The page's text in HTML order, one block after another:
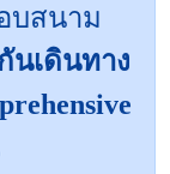
บสนาม
นเดินทาง